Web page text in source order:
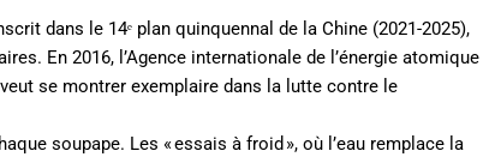
dans le 14ᵉ plan quinquennal de la Chine (2021-2025),
En 2016, l’Agence internationale de l’énergie atomique
se montrer exemplaire dans la lutte contre le
soupape. Les « essais à froid », où l’eau remplace la